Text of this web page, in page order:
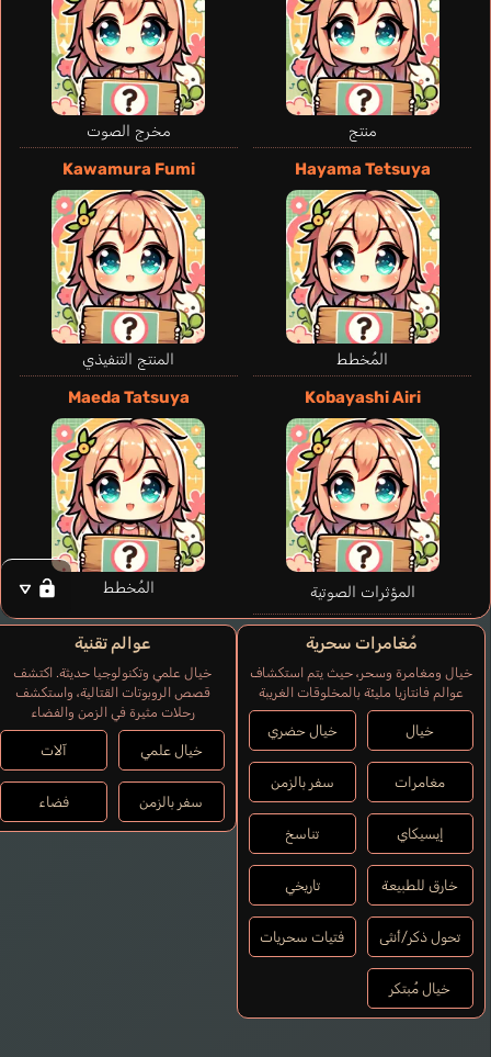
منتج مخرج الصوت
Hayama Tetsuya
المُخطط
Kawamura Fumi
المنتج التنفيذي
Kobayashi Airi
المؤثرات الصوتية
Maeda Tatsuya
المُخطط
مُغامرات سحرية
خيال ومغامرة وسحر، حيث يتم استكشاف
عوالم فانتازيا مليئة بالمخلوقات الغريبة
خيال خيال حضري
مغامرات سفر بالزمن
إيسيكاي تناسخ
خارق للطبيعة تاريخي
تحول ذكر/أنثى فتيات سحريات
خيال مُبتكر
عوالم تقنية
خيال علمي وتكنولوجيا حديثة. اكتشف
قصص الروبوتات القتالية، واستكشف
رحلات مثيرة في الزمن والفضاء
خيال علمي آلات
سفر بالزمن فضاء